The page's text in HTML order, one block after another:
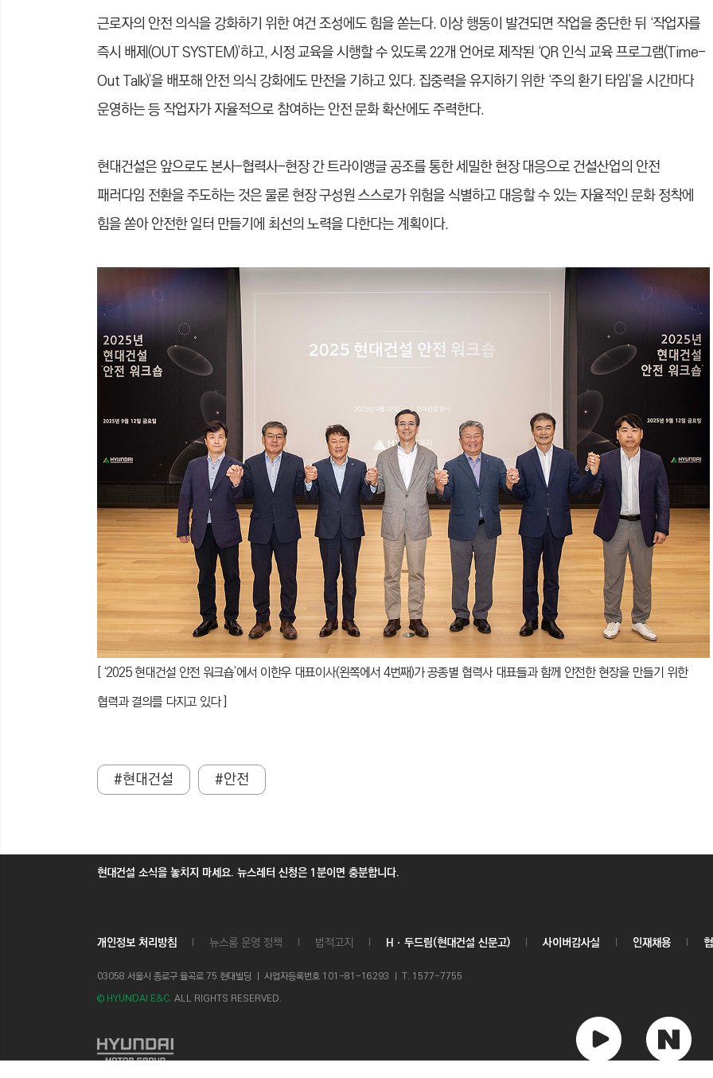
근로자의 안전 의식을 강화하기 위한 여건 조성에도 힘을 쏟는다. 이상 행동이 발견되면 작업을 중단한 뒤 ‘작업자를
즉시 배제(OUT SYSTEM)’하고, 시정 교육을 시행할 수 있도록 22개 언어로 제작된 ‘QR 인식 교육 프로그램(Time-
Out Talk)’을 배포해 안전 의식 강화에도 만전을 기하고 있다. 집중력을 유지하기 위한 ‘주의 환기 타임’을 시간마다
운영하는 등 작업자가 자율적으로 참여하는 안전 문화 확산에도 주력한다.
현대건설은 앞으로도 본사-협력사-현장 간 트라이앵글 공조를 통한 세밀한 현장 대응으로 건설산업의 안전
패러다임 전환을 주도하는 것은 물론 현장 구성원 스스로가 위험을 식별하고 대응할 수 있는 자율적인 문화 정착에
힘을 쏟아 안전한 일터 만들기에 최선의 노력을 다한다는 계획이다.
[ ‘2025 현대건설 안전 워크숍’에서 이한우 대표이사(왼쪽에서 4번째)가 공종별 협력사 대표들과 함께 안전한 현장을 만들기 위한
협력과 결의를 다지고 있다 ]
#현대건설 #안전
현대건설 소식을 놓치지 마세요. 뉴스레터 신청은 1분이면 충분합니다.
개인정보 처리방침 뉴스룸 운영 정책 법적고지 Hㆍ두드림(현대건설 신문고) 사이버감사실 인재채용
03058 서울시 종로구 율곡로 75 현대빌딩 ㅣ 사업자등록번호 101-81-16293 ㅣ T. 1577-7755
© HYUNDAI E&C. ALL RIGHTS RESERVED.